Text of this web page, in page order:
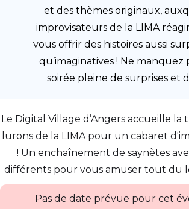
et des thèmes originaux,
improvisateurs de la LIMA
vous offrir des histoires aussi
qu’imaginatives ! Ne manquez
soirée pleine de surprises et
Le Digital Village d’Angers accueille
lurons de la LIMA pour un cabaret
! Un enchaînement de saynètes
différents pour vous amuser tout du
Pas de date prévue pour cet